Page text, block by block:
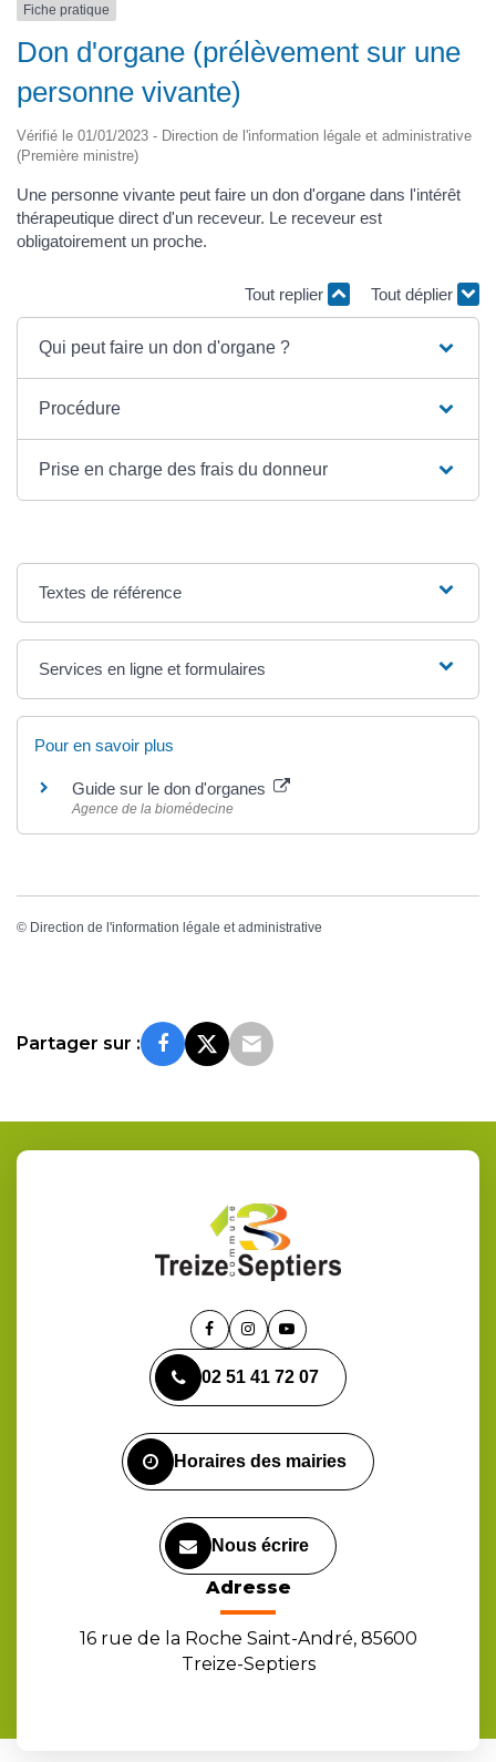
Fiche pratique
Don d'organe (prélèvement sur une
personne vivante)
Vérifié le 01/01/2023 - Direction de l'information légale et administrative
(Première ministre)
Une personne vivante peut faire un don d'organe dans l'intérêt
thérapeutique direct d'un receveur. Le receveur est
obligatoirement un proche.
Tout replier Tout déplier
Qui peut faire un don d'organe ?
Procédure
Prise en charge des frais du donneur
Textes de référence
Services en ligne et formulaires
Pour en savoir plus
Guide sur le don d'organes
Agence de la biomédecine
© Direction de l'information légale et administrative
Partager sur :
Lien
le
compte
Lien
le
compte
Lien
la
chaîne
02 51 41 72 07
Horaires des mairies
Nous écrire
Adresse
16 rue de la Roche Saint-André, 85600
Treize-Septiers